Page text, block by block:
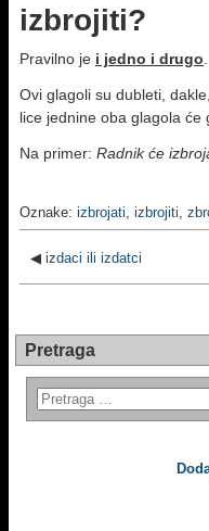
izbrojiti?
Pravilno je i jedno i drugo
Ovi glagoli su dubleti,
lice jednine oba glagola će
Na primer: Radnik će
Oznake: izbrojati, izbrojiti,
◀ izdaci ili izdatci
Pretraga